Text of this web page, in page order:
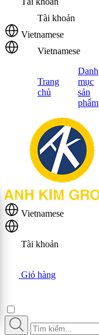
Tài khoản
Vietnamese
Vietnamese
Trang
chủ
Danh
mục
sản
phẩm
Vietnamese
Tài khoản
Giỏ hàng